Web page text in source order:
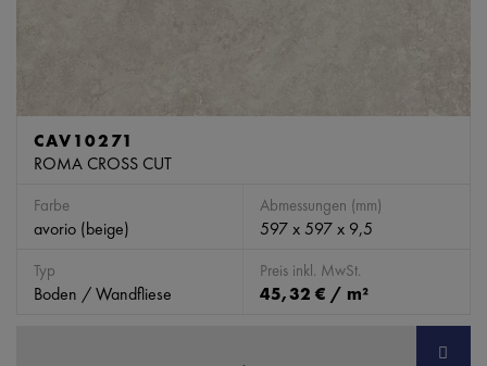
CAV10271
ROMA CROSS CUT
Farbe
avorio (beige)
Abmessungen (mm)
597 x 597 x 9,5
Typ
Boden / Wandfliese
Preis inkl. MwSt.
45,32 € / m²